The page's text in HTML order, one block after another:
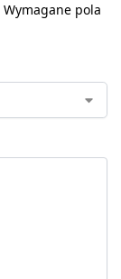
Wymagane pola